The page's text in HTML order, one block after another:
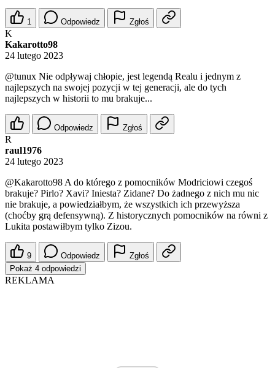
1 Odpowiedz Zgłoś
K
Kakarotto98
24 lutego 2023
@tunux Nie odpływaj chłopie, jest legendą Realu i jednym z
najlepszych na swojej pozycji w tej generacji, ale do tych
najlepszych w historii to mu brakuje...
Odpowiedz Zgłoś
R
raul1976
24 lutego 2023
@Kakarotto98 A do którego z pomocników Modriciowi czegoś
brakuje? Pirlo? Xavi? Iniesta? Zidane? Do żadnego z nich mu nic
nie brakuje, a powiedziałbym, że wszystkich ich przewyższa
(choćby grą defensywną). Z historycznych pomocników na równi z
Lukita postawiłbym tylko Zizou.
9 Odpowiedz
Zgłoś
Pokaż 4 odpowiedzi
REKLAMA